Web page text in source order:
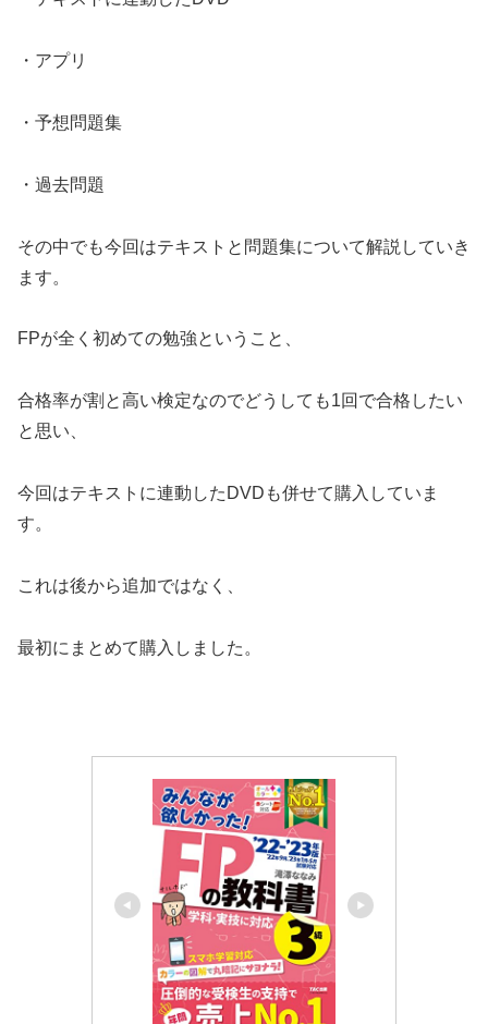
・アプリ
・予想問題集
・過去問題
その中でも今回はテキストと問題集について解説していき
ます。
FPが全く初めての勉強ということ、
合格率が割と高い検定なのでどうしても1回で合格したい
と思い、
今回はテキストに連動したDVDも併せて購入していま
す。
これは後から追加ではなく、
最初にまとめて購入しました。